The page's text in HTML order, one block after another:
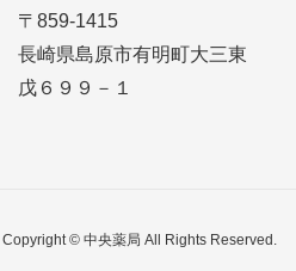
〒859-1415
長崎県島原市有明町大三東
戊６９９－１
Copyright © 中央薬局 All Rights Reserved.